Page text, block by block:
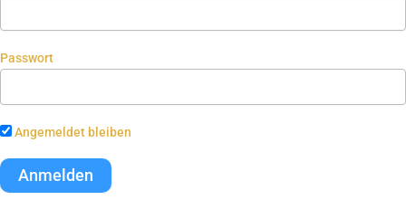
Passwort
Angemeldet bleiben